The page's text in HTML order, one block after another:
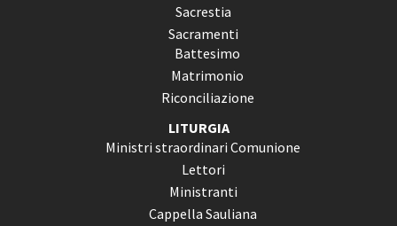
Sacrestia
Sacramenti
Battesimo
Matrimonio
Riconciliazione
LITURGIA
Ministri straordinari Comunione
Lettori
Ministranti
Cappella Sauliana